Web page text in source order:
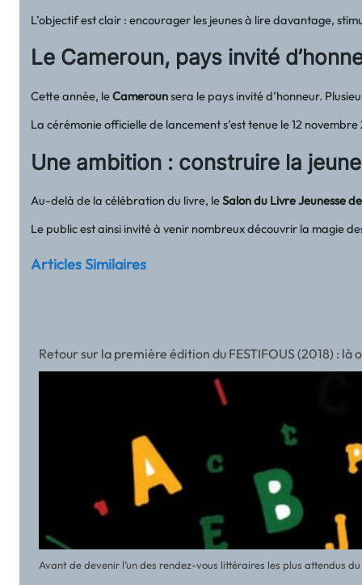
L’objectif est clair : encourager les jeunes à lire davantage,
Le Cameroun, pays invité
Cette année, leCamerounsera le pays invité d’honneur.
La cérémonie officielle de lancement s’est tenue le 12
Une ambition : construire la
Au-delà de la célébration du livre, leSalon du Livre Jeunesse
Le public est ainsi invité à venir nombreux découvrir la magie
Articles Similaires
Retour sur la première édition du FESTIFOUS (2018) :
Avant de devenir l’un des rendez-vous littéraires les plus attendus